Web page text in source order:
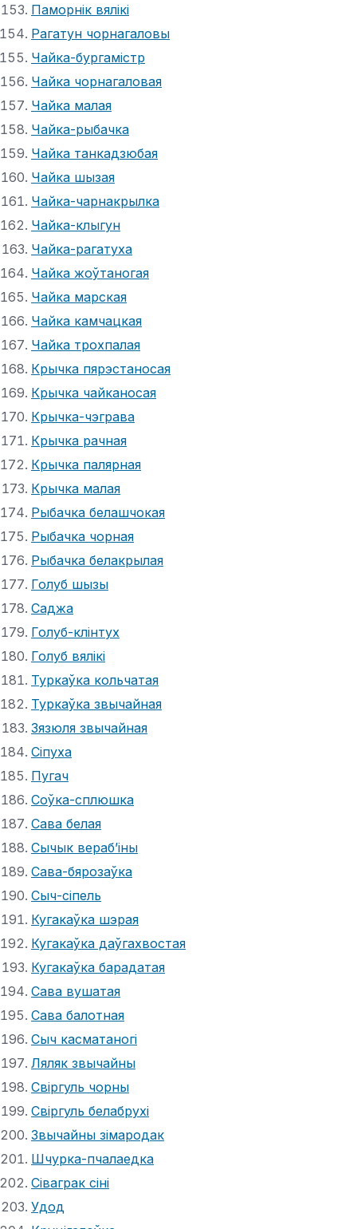
Паморнік вялікі
Рагатун чорнагаловы
Чайка-бургамістр
Чайка чорнагаловая
Чайка малая
Чайка-рыбачка
Чайка танкадзюбая
Чайка шызая
Чайка-чарнакрылка
Чайка-клыгун
Чайка-рагатуха
Чайка жоўтаногая
Чайка марская
Чайка камчацкая
Чайка трохпалая
Крычка пярэстаносая
Крычка чайканосая
Крычка-чэграва
Крычка рачная
Крычка палярная
Крычка малая
Рыбачка белашчокая
Рыбачка чорная
Рыбачка белакрылая
Голуб шызы
Саджа
Голуб-клінтух
Голуб вялікі
Туркаўка кольчатая
Туркаўка звычайная
Зязюля звычайная
Сіпуха
Пугач
Соўка-сплюшка
Сава белая
Сычык вераб’іны
Сава-бярозаўка
Сыч-сіпель
Кугакаўка шэрая
Кугакаўка даўгахвостая
Кугакаўка барадатая
Сава вушатая
Сава балотная
Сыч касматаногі
Ляляк звычайны
Свіргуль чорны
Свіргуль белабрухі
Звычайны зімародак
Шчурка-пчалаедка
Сіваграк сіні
Удод